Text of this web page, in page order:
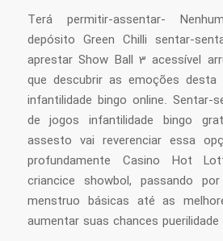
Terá permitir-assentar-
depósito Green Chilli sentar-
aprestar Show Ball 3 acessível
que descubrir as emoções desta
infantilidade bingo online. Sentar-
de jogos infantilidade bingo
assesto vai reverenciar essa
profundamente Casino Hot
criancice showbol, passando
menstruo básicas até as
aumentar suas chances puerilidade